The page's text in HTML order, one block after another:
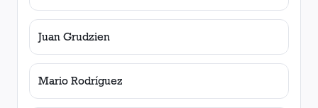
Juan Grudzien
Mario Rodríguez